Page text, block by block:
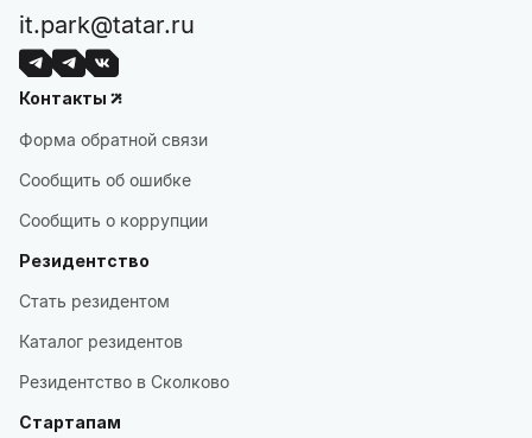
it.park@tatar.ru
Контакты
Форма обратной связи
Сообщить об ошибке
Сообщить о коррупции
Резидентство
Стать резидентом
Каталог резидентов
Резидентство в Сколково
Стартапам